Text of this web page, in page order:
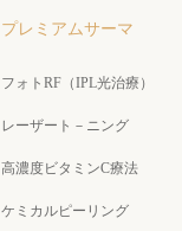
プレミアムサーマ
フォトRF（IPL光治療）
レーザート－ニング
高濃度ビタミンC療法
ケミカルピーリング